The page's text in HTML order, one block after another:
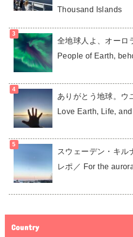
Thousand Islands
全地球人よ、オーロ
People of Earth,
ありがとう地球。ウ
Love Earth, Life,
スウェーデン・キル
レポ／ For the
Country